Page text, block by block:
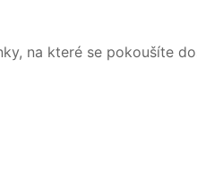
na které se pokoušíte